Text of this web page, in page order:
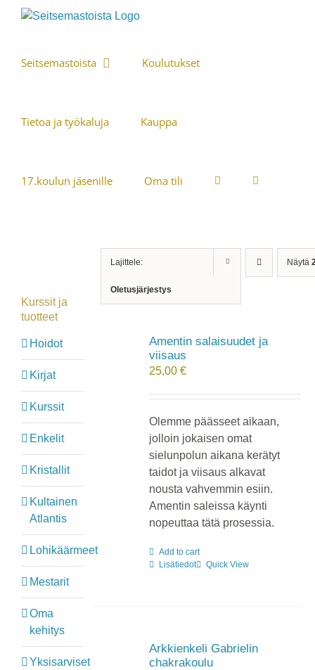
Skip
Seitsemastoista Koulutukset
Tietoa ja työkaluja Kauppa
17.koulun jäsenille Oma tili
Lajittele:
Oletusjärjestys
Näytä
Amentin salaisuudet ja
viisaus
25,00€
Olemme päässeet aikaan,
jolloin jokaisen omat
sielunpolun aikana kerätyt
taidot ja viisaus alkavat
nousta vahvemmin esiin.
Amentin saleissa käynti
nopeuttaa tätä prosessia.
Add to cart
Lisätiedot
Quick View
Arkkienkeli Gabrielin
chakrakoulu
Kurssit ja
tuotteet
Hoidot
Kirjat
Kurssit
Enkelit
Kristallit
Kultainen
Atlantis
Lohikäärmeet
Mestarit
Oma
kehitys
Yksisarviset